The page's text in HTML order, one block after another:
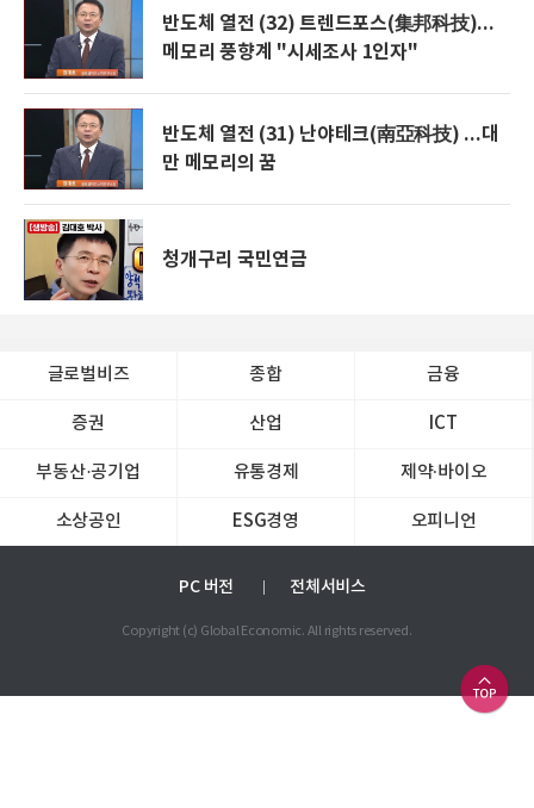
반도체 열전 (32) 트렌드포스(集邦科技)...
메모리 풍향계 "시세조사 1인자"
반도체 열전 (31) 난야테크(南亞科技) ...대
만 메모리의 꿈
청개구리 국민연금
글로벌비즈 종합 금융
증권 산업 ICT
부동산·공기업 유통경제 제약∙바이오
소상공인 ESG경영 오피니언
PC 버전 전체서비스
Copyright (c) Global Economic. All rights reserved.